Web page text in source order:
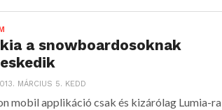
a snowboardosoknak
MÁRCIUS 5. KEDD
mobil applikáció csak és kizárólag Lumia-ra